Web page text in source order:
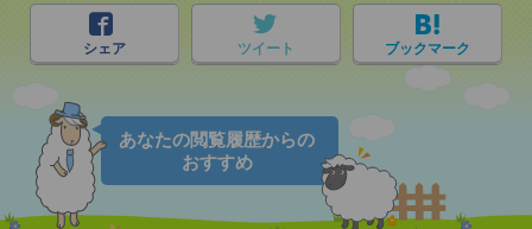
シェア ツイート ブックマーク
あなたの閲覧履歴からの
おすすめ